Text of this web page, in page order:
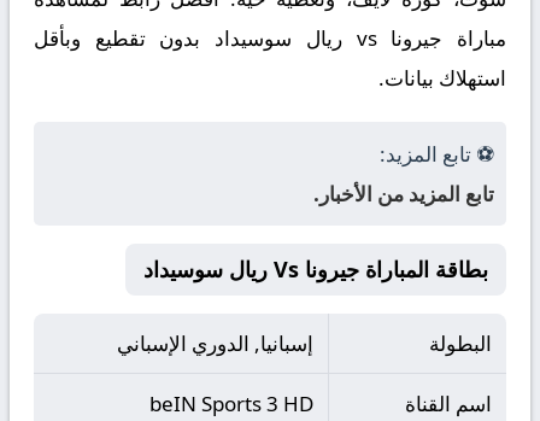
مباراة جيرونا vs ريال سوسيداد بدون تقطيع وبأقل
استهلاك بيانات.
⚽ تابع المزيد:
تابع المزيد من الأخبار.
بطاقة المباراة جيرونا Vs ريال سوسيداد
البطولة إسبانيا, الدوري الإسباني
اسم القناة beIN Sports 3 HD